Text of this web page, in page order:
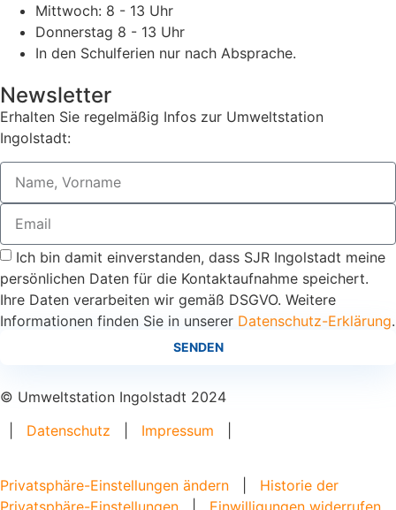
Mittwoch: 8 - 13 Uhr
Donnerstag 8 - 13 Uhr
In den Schulferien nur nach Absprache.
Newsletter
Erhalten Sie regelmäßig Infos zur Umweltstation
Ingolstadt:
Ich bin damit einverstanden, dass SJR Ingolstadt meine
persönlichen Daten für die Kontaktaufnahme speichert.
Ihre Daten verarbeiten wir gemäß DSGVO. Weitere
Informationen finden Sie in unserer Datenschutz-Erklärung.
SENDEN
© Umweltstation Ingolstadt 2024
Datenschutz Impressum
Privatsphäre-Einstellungen ändern
Historie der